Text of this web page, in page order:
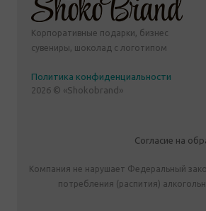
Корпоративные подарки, бизнес
сувениры, шоколад с логотипом
Политика конфиденциальности
2026 © «Shokobrand»
Согласие на
Компания не нарушает Федеральный
потребления (распития)